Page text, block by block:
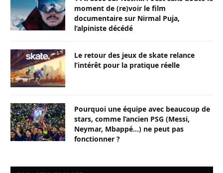
moment de (re)voir le film
documentaire sur Nirmal Puja,
l’alpiniste décédé
Le retour des jeux de skate relance
l’intérêt pour la pratique réelle
Pourquoi une équipe avec beaucoup de
stars, comme l’ancien PSG (Messi,
Neymar, Mbappé…) ne peut pas
fonctionner ?